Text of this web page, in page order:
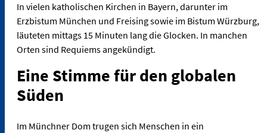
In vielen katholischen Kirchen in Bayern, darunter im
Erzbistum München und Freising sowie im Bistum Würzburg,
läuteten mittags 15 Minuten lang die Glocken. In manchen
Orten sind Requiems angekündigt.
Eine Stimme für den globalen
Süden
Im Münchner Dom trugen sich Menschen in ein